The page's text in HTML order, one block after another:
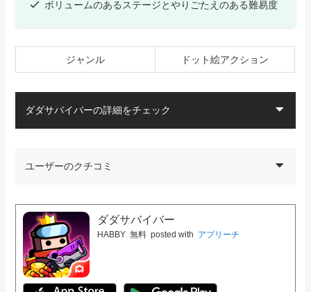
ボリュームのあるステージとやりごたえのある難易度
ジャンル ドット絵アクション
ダダサバイバーの詳細をチェック
ユーザーのクチコミ
ダダサバイバー
HABBY 無料 posted with アプリーチ